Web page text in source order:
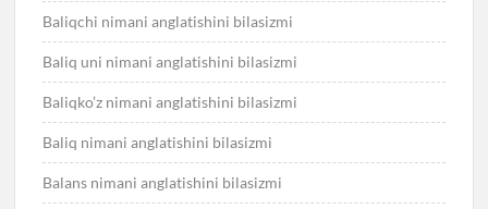
Baliqchi nimani anglatishini bilasizmi
Baliq uni nimani anglatishini bilasizmi
Baliqko’z nimani anglatishini bilasizmi
Baliq nimani anglatishini bilasizmi
Balans nimani anglatishini bilasizmi